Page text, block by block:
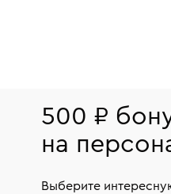
500 ₽
на
Выберите